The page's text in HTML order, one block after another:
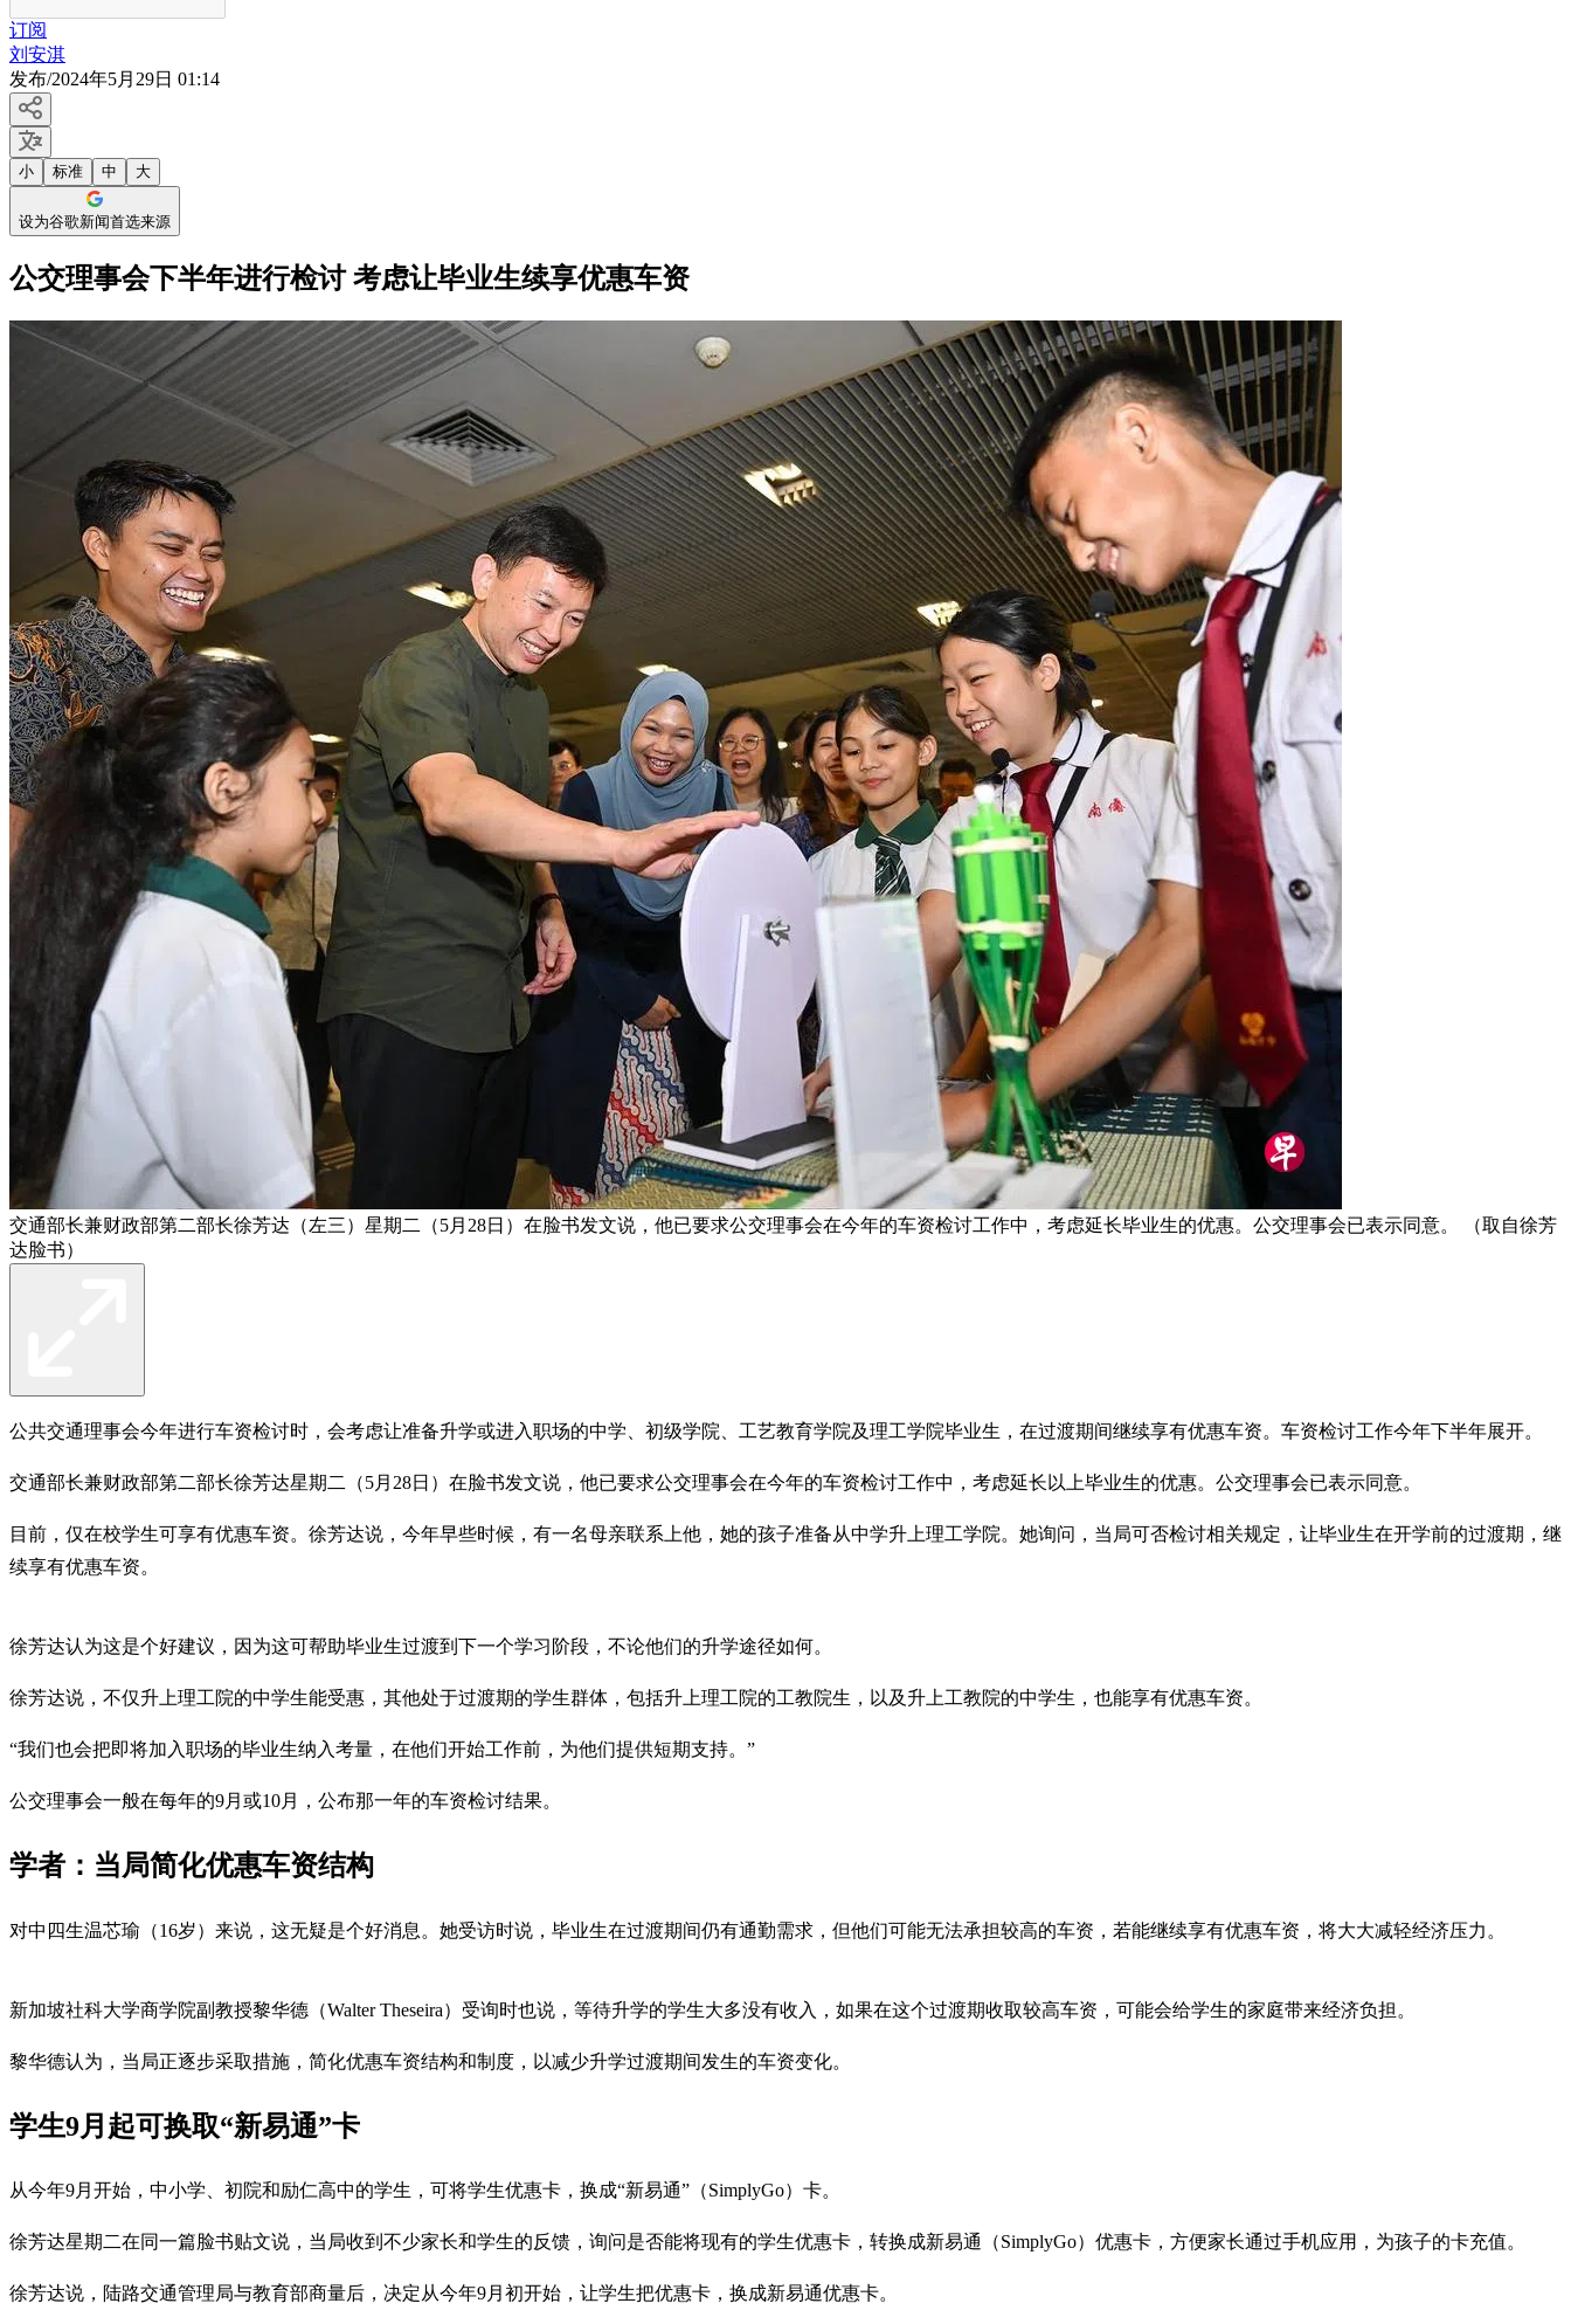
订阅
刘安淇
发布/2024年5月29日 01:14
小 标准 中 大
设为谷歌新闻首选来源
公交理事会下半年进行检讨 考虑让毕业生续享优惠车资
交通部长兼财政部第二部长徐芳达（左三）星期二（5月28日）在脸书发文说，他已要求公交理事会在今年的车资检讨工作中，考虑延长毕业生的优惠。公交理事会已表示同意。 （取自徐芳
达脸书）
公共交通理事会今年进行车资检讨时，会考虑让准备升学或进入职场的中学、初级学院、工艺教育学院及理工学院毕业生，在过渡期间继续享有优惠车资。车资检讨工作今年下半年展开。
交通部长兼财政部第二部长徐芳达星期二（5月28日）在脸书发文说，他已要求公交理事会在今年的车资检讨工作中，考虑延长以上毕业生的优惠。公交理事会已表示同意。
目前，仅在校学生可享有优惠车资。徐芳达说，今年早些时候，有一名母亲联系上他，她的孩子准备从中学升上理工学院。她询问，当局可否检讨相关规定，让毕业生在开学前的过渡期，继
续享有优惠车资。
徐芳达认为这是个好建议，因为这可帮助毕业生过渡到下一个学习阶段，不论他们的升学途径如何。
徐芳达说，不仅升上理工院的中学生能受惠，其他处于过渡期的学生群体，包括升上理工院的工教院生，以及升上工教院的中学生，也能享有优惠车资。
“我们也会把即将加入职场的毕业生纳入考量，在他​​们开始工作前，为他们提供短期支持。”
公交理事会一般在每年的9月或10月，公布那一年的车资检讨结果。
学者：当局简化优惠车资结构
对中四生温芯瑜（16岁）来说，这无疑是个好消息。她受访时说，毕业生在过渡期间仍有通勤需求，但他们可能无法承担较高的车资，若能继续享有优惠车资，将大大减轻经济压力。
新加坡社科大学商学院副教授黎华德（Walter Theseira）受询时也说，等待升学的学生大多没有收入，如果在这个过渡期收取较高车资，可能会给学生的家庭带来经济负担。
黎华德认为，当局正逐步采取措施，简化优惠车资结构和制度，以减少升学过渡期间发生的车资变化。
学生9月起可换取“新易通”卡
从今年9月开始，中小学、初院和励仁高中的学生，可将学生优惠卡，换成“新易通”（SimplyGo）卡。
徐芳达星期二在同一篇脸书贴文说，当局收到不少家长和学生的反馈，询问是否能将现有的学生优惠卡，转换成新易通（SimplyGo）优惠卡，方便家长通过手机应用，为孩子的卡充值。
徐芳达说，陆路交通管理局与教育部商量后，决定从今年9月初开始，让学生把优惠卡，换成新易通优惠卡。